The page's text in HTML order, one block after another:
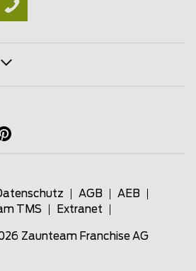
AGB
AEB
TMS
Extranet
Zaunteam Franchise AG